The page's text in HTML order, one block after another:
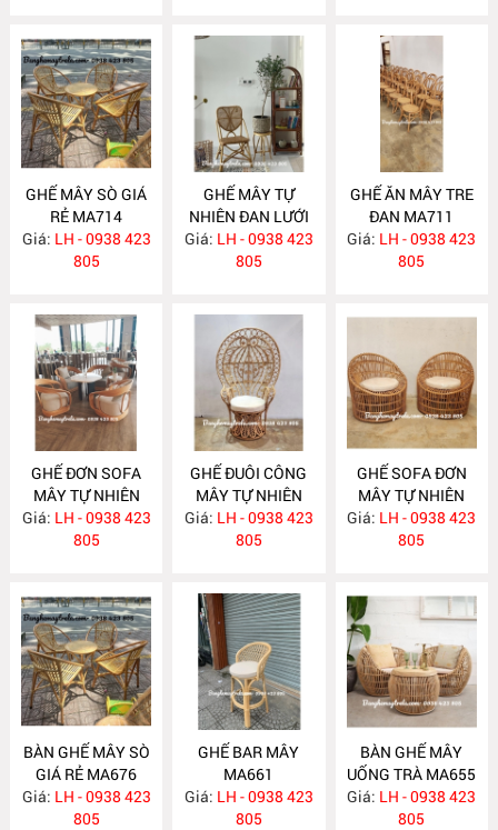
GHẾ MÂY SÒ GIÁ
RẺ MA714
Giá: LH - 0938 423
805
GHẾ MÂY TỰ
NHIÊN ĐAN LƯỚI
MA712
Giá: LH - 0938 423
805
GHẾ ĂN MÂY TRE
ĐAN MA711
Giá: LH - 0938 423
805
GHẾ ĐƠN SOFA
MÂY TỰ NHIÊN
MA701
Giá: LH - 0938 423
805
GHẾ ĐUÔI CÔNG
MÂY TỰ NHIÊN
DECOR CHỤP
HÌNH MA690
Giá: LH - 0938 423
805
GHẾ SOFA ĐƠN
MÂY TỰ NHIÊN
MA680
Giá: LH - 0938 423
805
BÀN GHẾ MÂY SÒ
GIÁ RẺ MA676
Giá: LH - 0938 423
805
GHẾ BAR MÂY
MA661
Giá: LH - 0938 423
805
BÀN GHẾ MÂY
UỐNG TRÀ MA655
Giá: LH - 0938 423
805